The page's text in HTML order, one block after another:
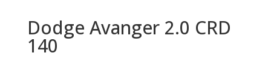
Dodge Avanger 2.0 CRD
140